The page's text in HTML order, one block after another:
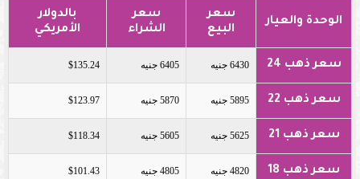
الوحدة والعيار
سعر
البيع
سعر
الشراء
بالدولار
الأمريكي
سعر ذهب 24 6430 جنيه 6405 جنيه $135.24
سعر ذهب 22 5895 جنيه 5870 جنيه $123.97
سعر ذهب 21 5625 جنيه 5605 جنيه $118.34
سعر ذهب 18 4820 جنيه 4805 جنيه $101.43